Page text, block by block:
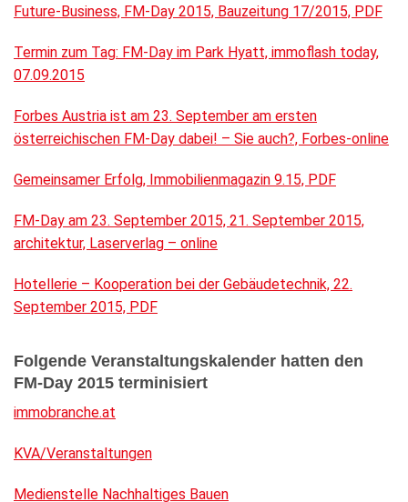
Future-Business, FM-Day 2015, Bauzeitung 17/2015, PDF
Termin zum Tag: FM-Day im Park Hyatt, immoflash today,
07.09.2015
Forbes Austria ist am 23. September am ersten
österreichischen FM-Day dabei! – Sie auch?, Forbes-online
Gemeinsamer Erfolg, Immobilienmagazin 9.15, PDF
FM-Day am 23. September 2015, 21. September 2015,
architektur, Laserverlag – online
Hotellerie – Kooperation bei der Gebäudetechnik, 22.
September 2015, PDF
Folgende Veranstaltungskalender hatten den
FM-Day 2015 terminisiert
immobranche.at
KVA/Veranstaltungen
Medienstelle Nachhaltiges Bauen